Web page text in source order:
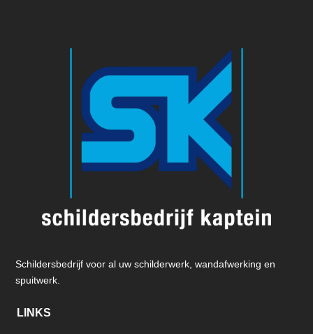
Schildersbedrijf voor al uw schilderwerk, wandafwerking en
spuitwerk.
LINKS